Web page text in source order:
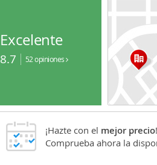
Excelente
8.7 52 opiniones
¡Hazte con el mejor precio!
Comprueba ahora la